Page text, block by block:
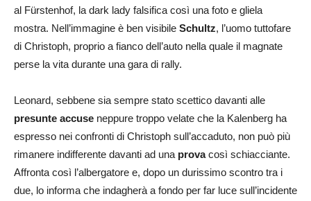
al Fürstenhof, la dark lady falsifica così una foto e gliela
mostra. Nell’immagine è ben visibile Schultz, l’uomo tuttofare
di Christoph, proprio a fianco dell’auto nella quale il magnate
perse la vita durante una gara di rally.
Leonard, sebbene sia sempre stato scettico davanti alle
presunte accuse neppure troppo velate che la Kalenberg ha
espresso nei confronti di Christoph sull’accaduto, non può più
rimanere indifferente davanti ad una provacosì schiacciante.
Affronta così l’albergatore e, dopo un durissimo scontro tra i
due, lo informa che indagherà a fondo per far luce sull’incidente